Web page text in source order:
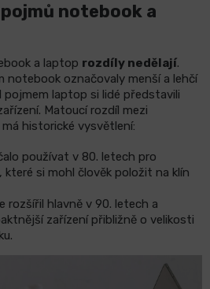
notebook a
a laptop rozdíly nedělají.
notebook označovaly menší a lehčí
laptop si lidé představili
Matoucí rozdíl mezi
historické vysvětlení:
používat v 80. letech pro
si mohl člověk položit na klín
rozšířil hlavně v 90. letech a
zařízení přibližně o velikosti